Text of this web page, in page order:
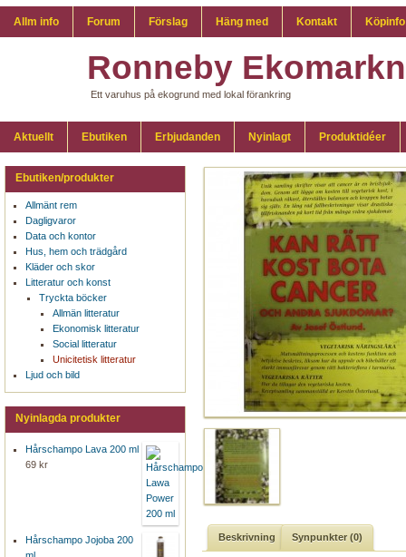
Allm info Forum Förslag Häng med Kontakt Köpinfo
Ronneby
Ett varuhus på ekogrund med lokal förankring
Aktuellt Ebutiken Erbjudanden Nyinlagt Produktidéer
Beskrivning Synpunkter (0)
Ebutiken/produkter
Allmänt rem
Dagligvaror
Data och kontor
Hus, hem och trädgård
Kläder och skor
Litteratur och konst
Tryckta böcker
Allmän litteratur
Ekonomisk litteratur
Social litteratur
Unicitetisk litteratur
Ljud och bild
Nyinlagda produkter
Hårschampo Lava 200 ml
69 kr
Hårschampo Jojoba 200